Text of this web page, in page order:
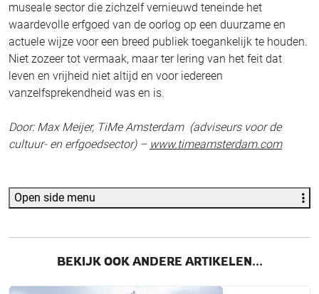
museale sector die zichzelf vernieuwd teneinde het
waardevolle erfgoed van de oorlog op een duurzame en
actuele wijze voor een breed publiek toegankelijk te houden.
Niet zozeer tot vermaak, maar ter lering van het feit dat
leven en vrijheid niet altijd en voor iedereen
vanzelfsprekendheid was en is.
Door: Max Meijer, TiMe Amsterdam (adviseurs voor de
cultuur- en erfgoedsector) – www.timeamsterdam.com
Open side menu
BEKIJK OOK ANDERE ARTIKELEN...